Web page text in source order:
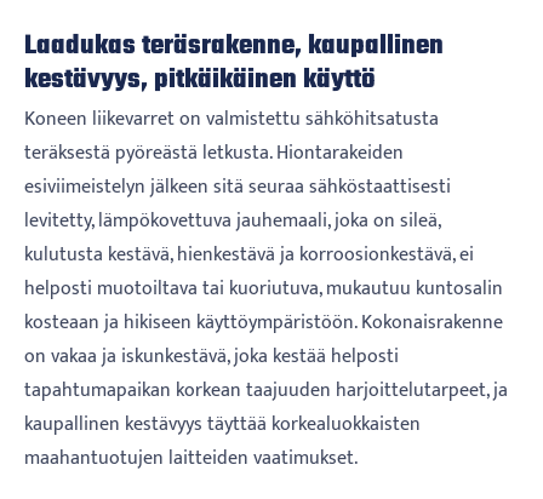
Laadukas teräsrakenne, kaupallinen
kestävyys, pitkäikäinen käyttö
Koneen liikevarret on valmistettu sähköhitsatusta
teräksestä pyöreästä letkusta. Hiontarakeiden
esiviimeistelyn jälkeen sitä seuraa sähköstaattisesti
levitetty, lämpökovettuva jauhemaali, joka on sileä,
kulutusta kestävä, hienkestävä ja korroosionkestävä, ei
helposti muotoiltava tai kuoriutuva, mukautuu kuntosalin
kosteaan ja hikiseen käyttöympäristöön. Kokonaisrakenne
on vakaa ja iskunkestävä, joka kestää helposti
tapahtumapaikan korkean taajuuden harjoittelutarpeet, ja
kaupallinen kestävyys täyttää korkealuokkaisten
maahantuotujen laitteiden vaatimukset.